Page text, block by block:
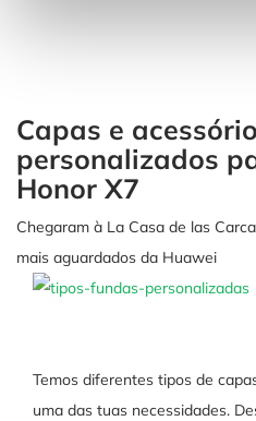
Capas e
personalizados
Honor X7
Chegaram à La Casa de las
mais aguardados da Huawei
Temos diferentes tipos de
uma das tuas necessidades.